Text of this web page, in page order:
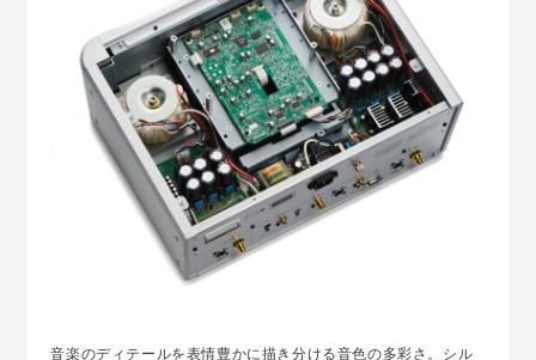
音楽のディテールを表情豊かに描き分ける音色の多彩さ。シル